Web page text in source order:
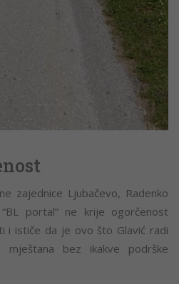
zajednice Ljubačevo, Radenko
portal” ne krije ogorčenost
i ističe da je ovo što Glavić radi
mještana bez ikakve podrške